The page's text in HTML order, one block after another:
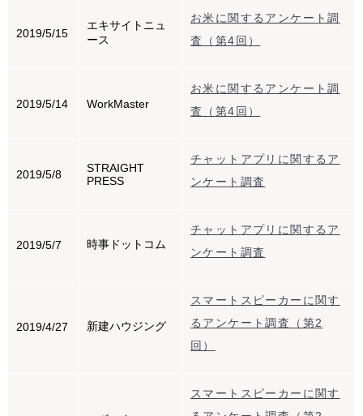
2019/5/15
エキサイトニュ
ース
お米に関するアンケート調
査（第4回）
2019/5/14 WorkMaster
お米に関するアンケート調
査（第4回）
2019/5/8
STRAIGHT
PRESS
チャットアプリに関するア
ンケート調査
2019/5/7 時事ドットコム
チャットアプリに関するア
ンケート調査
2019/4/27 新建ハウジング
スマートスピーカーに関す
るアンケート調査（第2
回）
スマートスピーカーに関す